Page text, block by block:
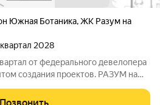
Южная Ботаника,ЖК Разум на
квартал 2028
создания проектов. РАЗУМ на
Квартал в Чкаловском